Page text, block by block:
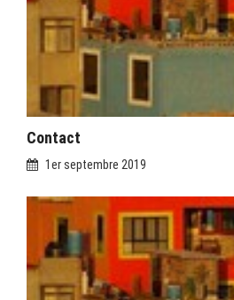
Contact
1er septembre 2019